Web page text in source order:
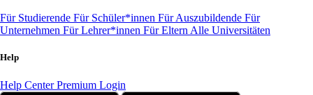
Für Studierende Für Schüler*innen Für Auszubildende Für
Unternehmen Für Lehrer*innen Für Eltern Alle Universitäten
Help
Help CenterPremium Login